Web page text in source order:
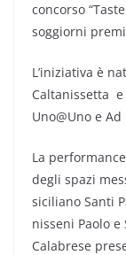
concorso
soggiorni
L’iniziativa è
Caltanissetta
Uno@Uno e
La
degli spazi
siciliano Santi
nisseni Paolo
Calabrese